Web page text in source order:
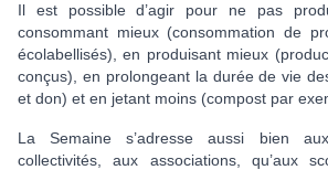
Il est possible d’agir pour ne pas
consommant mieux (consommation de
écolabellisés), en produisant mieux
conçus), en prolongeant la durée de vie
et don) et en jetant moins (compost par
La Semaine s’adresse aussi bien
collectivités, aux associations, qu’aux